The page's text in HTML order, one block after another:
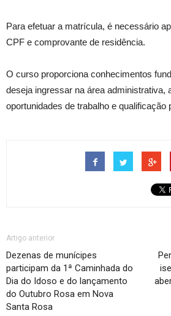
Para efetuar a matrícula, é necessário
CPF e comprovante de residência.
O curso proporciona conhecimentos
deseja ingressar na área administrativa,
oportunidades de trabalho e qualificação
Artigo anterior
Dezenas de munícipes
participam da 1ª Caminhada do
Dia do Idoso e do lançamento
do Outubro Rosa em Nova
Santa Rosa